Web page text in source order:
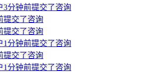
3分钟前提交了咨询
提交了咨询
提交了咨询
1分钟前提交了咨询
提交了咨询
1分钟前提交了咨询